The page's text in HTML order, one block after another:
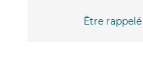
Être